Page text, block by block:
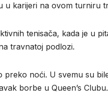
u karijeri na ovom turniru
tenisača, kada je u
travnatoj podlozi.
preko noći. U svemu su
borbe u Queen’s Clubu.